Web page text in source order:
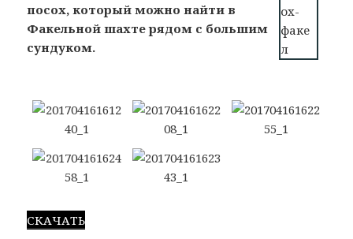
посох, который можно найти в
Факельной шахте рядом с большим
сундуком.
СКАЧАТЬ